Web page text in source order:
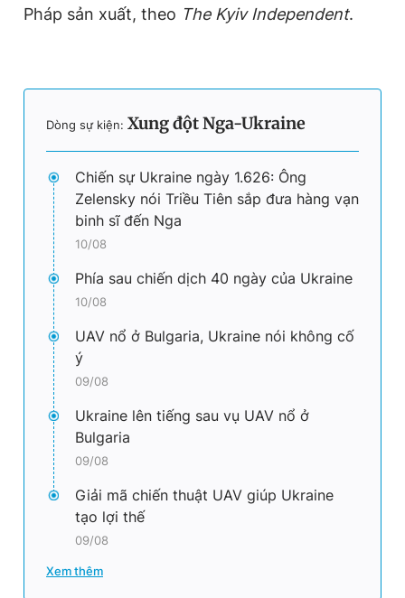
Pháp sản xuất, theo The Kyiv Independent.
Dòng sự kiện: Xung đột Nga-Ukraine
Chiến sự Ukraine ngày 1.626: Ông
Zelensky nói Triều Tiên sắp đưa hàng vạn
binh sĩ đến Nga
10/08
Phía sau chiến dịch 40 ngày của Ukraine
10/08
UAV nổ ở Bulgaria, Ukraine nói không cố
ý
09/08
Ukraine lên tiếng sau vụ UAV nổ ở
Bulgaria
09/08
Giải mã chiến thuật UAV giúp Ukraine
tạo lợi thế
09/08
Xem thêm